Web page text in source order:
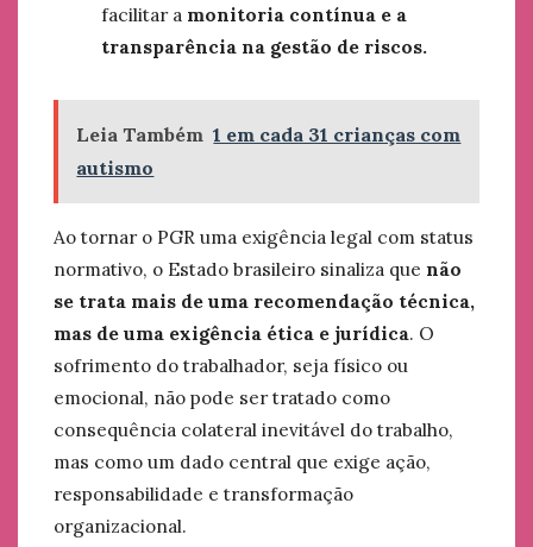
facilitar a monitoria contínua e a
transparência na gestão de riscos.
Leia Também 1 em cada 31 crianças com
autismo
Ao tornar o PGR uma exigência legal com status
normativo, o Estado brasileiro sinaliza que não
se trata mais de uma recomendação técnica,
mas de uma exigência ética e jurídica. O
sofrimento do trabalhador, seja físico ou
emocional, não pode ser tratado como
consequência colateral inevitável do trabalho,
mas como um dado central que exige ação,
responsabilidade e transformação
organizacional.